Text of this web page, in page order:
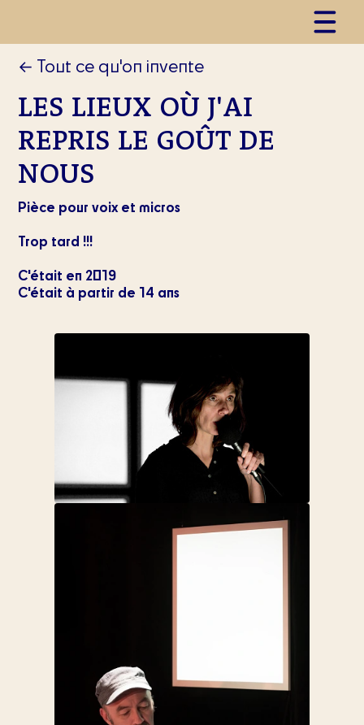
← Tout ce qu'on invente
LES LIEUX OÙ J'AI
REPRIS LE GOÛT DE
NOUS
Pièce pour voix et micros
Trop tard !!!
C'était en 2019
C'était à partir de 14 ans